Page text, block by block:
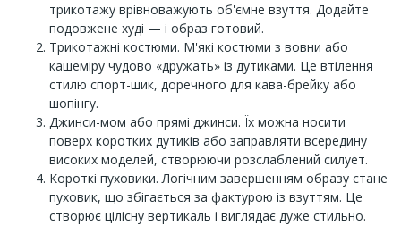
трикотажу врівноважують об'ємне взуття. Додайте
подовжене худі — і образ готовий.
Трикотажні костюми. М'які костюми з вовни або
кашеміру чудово «дружать» із дутиками. Це втілення
стилю спорт-шик, доречного для кава-брейку або
шопінгу.
Джинси-мом або прямі джинси. Їх можна носити
поверх коротких дутиків або заправляти всередину
високих моделей, створюючи розслаблений силует.
Короткі пуховики. Логічним завершенням образу стане
пуховик, що збігається за фактурою із взуттям. Це
створює цілісну вертикаль і виглядає дуже стильно.